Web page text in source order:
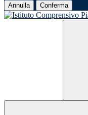
Annulla Conferma